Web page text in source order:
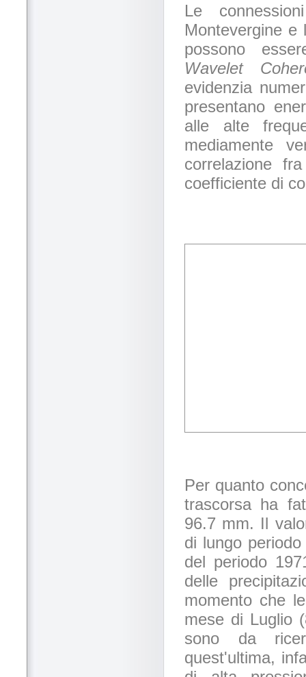
Le
Montevergine e
possono
Wavelet
evidenzia
presentano
alle alte
mediamente
correlazione
coefficiente di
Per quanto
trascorsa ha
96.7 mm. Il
di lungo
del periodo
delle
momento che
mese di Luglio
sono da
quest'ultima,